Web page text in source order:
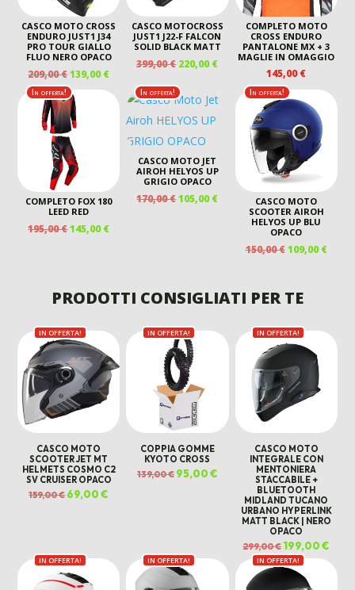
CASCO MOTO CROSS
ENDURO JUST1 J34
PRO TOUR GIALLO
FLUO NERO OPACO
209,00€IL
PREZZO
ORIGINALE
ERA:
209,00 €.
139,00€IL
PREZZO
ATTUALE
CASCO MOTOCROSS
JUST1 J22-F FALCON
SOLID BLACK MATT
399,00€ IL
ORIGINALE
ERA:
399,00 €.
220,00€IL
ATTUALE
È:
220,00 €.
COMPLETO MOTO
CROSS ENDURO
PANTALONE MX + 3
MAGLIE IN OMAGGIO
145,00€
In offerta!
COMPLETO FOX 180
LEED RED
195,00€IL
145,00€IL
In offerta!
CASCO MOTO JET
AIROH HELYOS UP
GRIGIO OPACO
170,00€IL
105,00€IL
PREZZO
ATTUALE
105,00 €.
In offerta!
CASCO MOTO
SCOOTER AIROH
HELYOS UP BLU
OPACO
150,00€ IL
ERA:
150,00 €.
109,00€IL
PRODOTTI CONSIGLIATI PER TE
IN OFFERTA!
CASCO MOTO
SCOOTER JET MT
HELMETS COSMO C2
SV CRUISER OPACO
159,00€Il
prezzo
69,00€
IN OFFERTA!
COPPIA GOMME
KYOTO CROSS
139,00€ Il
prezzo
95,00€Il
prezzo
95,00 €.
IN OFFERTA!
CASCO MOTO
INTEGRALE CON
MENTONIERA
STACCABILE +
BLUETOOTH
MIDLAND TUCANO
URBANO HYPERLINK
MATT BLACK | NERO
OPACO
299,00€ Il
prezzo
originale
era:
299,00 €.
199,00€
è:
IN OFFERTA! IN OFFERTA! IN OFFERTA!